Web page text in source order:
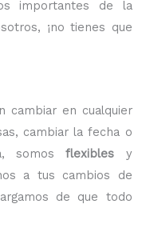
importantes de la
¡no tienes que
cambiar en cualquier
cambiar la fecha o
somosflexibles y
a tus cambios de
de que todo